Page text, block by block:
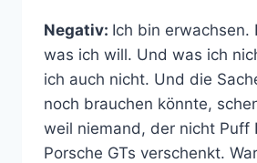
Negativ: Ich bin erwachsen.
was ich will. Und was ich
ich auch nicht. Und die
noch brauchen könnte,
weil niemand, der nicht Puff
Porsche GTs verschenkt.